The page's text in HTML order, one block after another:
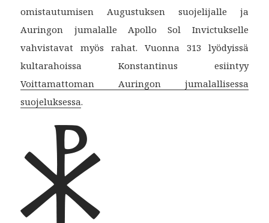
omistautumisen Augustuksen suojelijalle ja
Auringon jumalalle Apollo Sol Invictukselle
vahvistavat myös rahat. Vuonna 313 lyödyissä
kultarahoissa Konstantinus esiintyy
Voittamattoman Auringon jumalallisessa
suojeluksessa.